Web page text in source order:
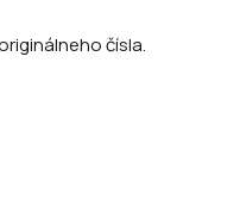
čísla.